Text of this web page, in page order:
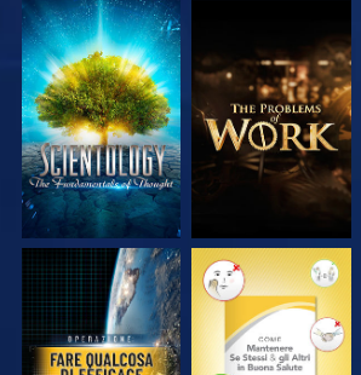
ESPLORA LE
SERIE
ESPLORA LE
SERIE
GUARDA GUARDA